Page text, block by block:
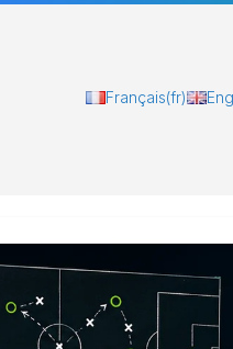
Français(fr)